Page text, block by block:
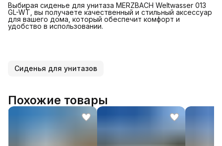
Выбирая сиденье для унитаза MERZBACH Weltwasser 013
GL-WT, вы получаете качественный и стильный аксессуар
для вашего дома, который обеспечит комфорт и
удобство в использовании.
Сиденья для унитазов
Похожие товары